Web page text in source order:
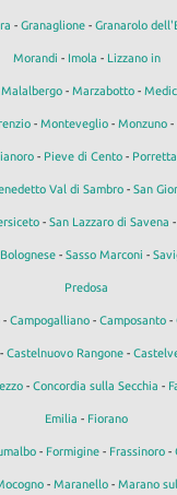
- Granaglione- Granarolo
Morandi - Imola - Lizzano in
Malalbergo - Marzabotto -
- Monteveglio - Monzuno -
- Pieve di Cento -
Val di Sambro - San
- San Lazzaro di Savena -
- Sasso Marconi -
Predosa
- Campogalliano - Camposanto -
- Castelnuovo Rangone -
- Concordia sulla Secchia -
Emilia - Fiorano
- Formigine - Frassinoro -
- Maranello - Marano sul